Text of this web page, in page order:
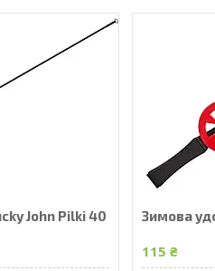
John Pilki 40 Зимова
115 ₴